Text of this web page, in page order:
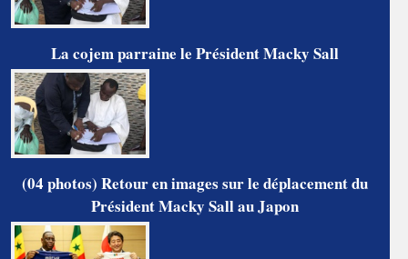
La cojem parraine le Président Macky Sall
(04 photos) Retour en images sur le déplacement du
Président Macky Sall au Japon